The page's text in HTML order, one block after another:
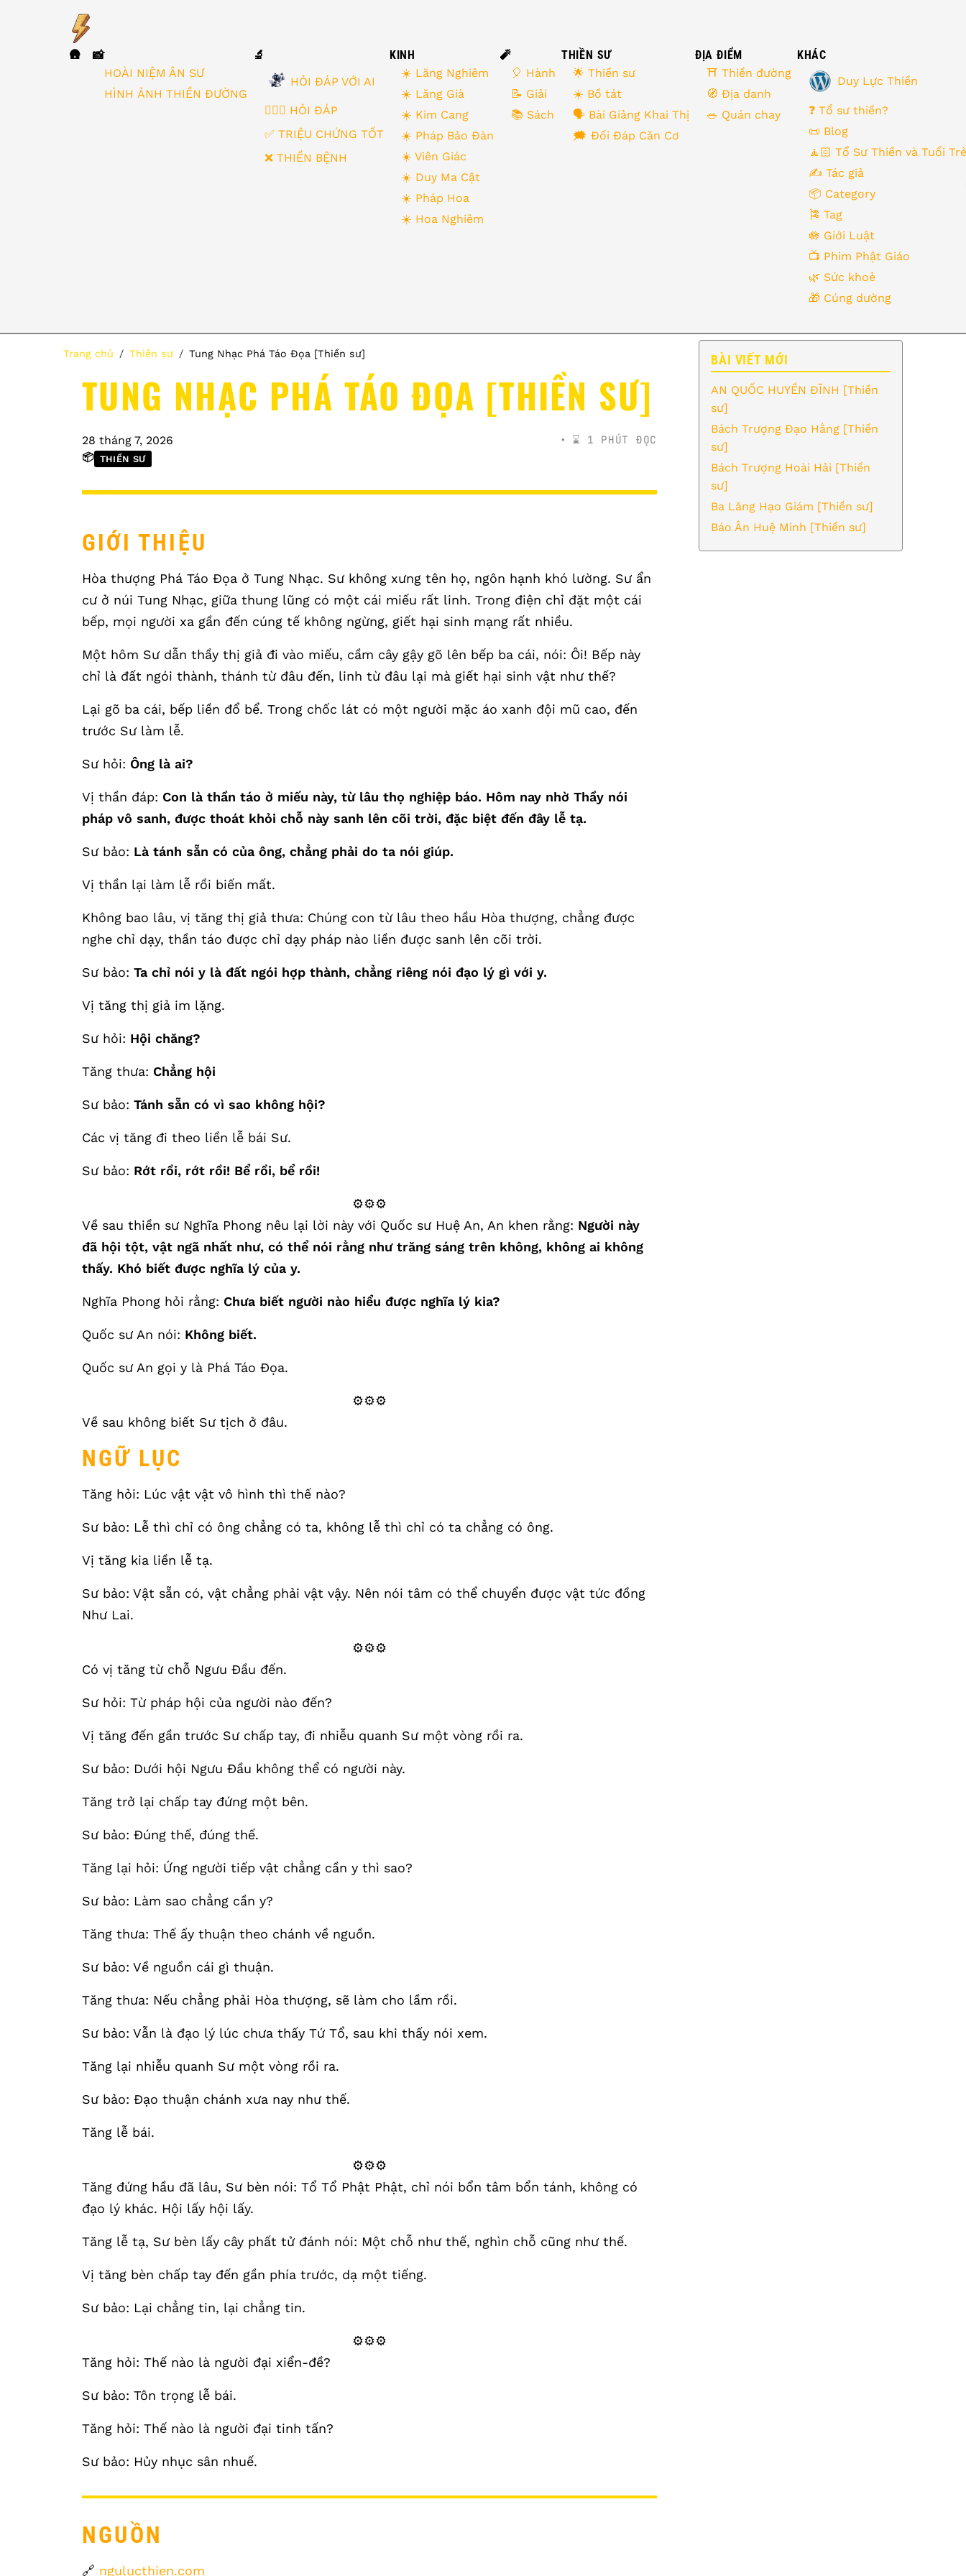
🛖
📸
HOÀI NIỆM ÂN SƯ
HÌNH ẢNH THIỀN ĐƯỜNG
🔬
HỎI ĐÁP VỚI AI
🙋🏻‍♂️ HỎI ĐÁP
✅ TRIỆU CHỨNG TỐT
❌ THIỀN BỆNH
KINH
☀️ Lăng Nghiêm
☀️ Lăng Già
☀️ Kim Cang
☀️ Pháp Bảo Đàn
☀️ Viên Giác
☀️ Duy Ma Cật
☀️ Pháp Hoa
☀️ Hoa Nghiêm
🧨
🎈 Hành
📝 Giải
📚 Sách
THIỀN SƯ
🌟 Thiền sư
☀️ Bồ tát
🗣 Bài Giảng Khai Thị
🗯 Đối Đáp Căn Cơ
ĐỊA ĐIỂM
⛩ Thiền đường
🧭 Địa danh
🥗 Quán chay
KHÁC
Duy Lực Thiền
❓ Tổ sư thiền?
📜 Blog
🧘🏻 Tổ Sư Thiền và Tuổi Trẻ
✍️ Tác giả
📦 Category
🎏 Tag
🪷 Giới Luật
📺 Phim Phật Giáo
🌿️ Sức khoẻ
🎁️ Cúng dường
Trang chủ Thiền sư Tung Nhạc Phá Táo Đọa [Thiền sư]
TUNG NHẠC PHÁ TÁO ĐỌA [THIỀN SƯ]
28 tháng 7, 2026 ⌛️ 1 PHÚT ĐỌC
📦 THIỀN SƯ
GIỚI THIỆU
Hòa thượng Phá Táo Đọa ở Tung Nhạc. Sư không xưng tên họ, ngôn hạnh khó lường. Sư ẩn
cư ở núi Tung Nhạc, giữa thung lũng có một cái miếu rất linh. Trong điện chỉ đặt một cái
bếp, mọi người xa gần đến cúng tế không ngừng, giết hại sinh mạng rất nhiều.
Một hôm Sư dẫn thầy thị giả đi vào miếu, cầm cây gậy gõ lên bếp ba cái, nói: Ôi! Bếp này
chỉ là đất ngói thành, thánh từ đâu đến, linh từ đâu lại mà giết hại sinh vật như thế?
Lại gõ ba cái, bếp liền đổ bể. Trong chốc lát có một người mặc áo xanh đội mũ cao, đến
trước Sư làm lễ.
Sư hỏi: Ông là ai?
Vị thần đáp: Con là thần táo ở miếu này, từ lâu thọ nghiệp báo. Hôm nay nhờ Thầy nói
pháp vô sanh, được thoát khỏi chỗ này sanh lên cõi trời, đặc biệt đến đây lễ tạ.
Sư bảo: Là tánh sẵn có của ông, chẳng phải do ta nói giúp.
Vị thần lại làm lễ rồi biến mất.
Không bao lâu, vị tăng thị giả thưa: Chúng con từ lâu theo hầu Hòa thượng, chẳng được
nghe chỉ dạy, thần táo được chỉ dạy pháp nào liền được sanh lên cõi trời.
Sư bảo: Ta chỉ nói y là đất ngói hợp thành, chẳng riêng nói đạo lý gì với y.
Vị tăng thị giả im lặng.
Sư hỏi: Hội chăng?
Tăng thưa: Chẳng hội
Sư bảo: Tánh sẵn có vì sao không hội?
Các vị tăng đi theo liền lễ bái Sư.
Sư bảo: Rớt rồi, rớt rồi! Bể rồi, bể rồi!
⚙️⚙️⚙️
Về sau thiền sư Nghĩa Phong nêu lại lời này với Quốc sư Huệ An, An khen rằng: Người này
đã hội tột, vật ngã nhất như, có thể nói rằng như trăng sáng trên không, không ai không
thấy. Khó biết được nghĩa lý của y.
Nghĩa Phong hỏi rằng: Chưa biết người nào hiểu được nghĩa lý kia?
Quốc sư An nói: Không biết.
Quốc sư An gọi y là Phá Táo Đọa.
⚙️⚙️⚙️
Về sau không biết Sư tịch ở đâu.
NGỮ LỤC
Tăng hỏi: Lúc vật vật vô hình thì thế nào?
Sư bảo: Lễ thì chỉ có ông chẳng có ta, không lễ thì chỉ có ta chẳng có ông.
Vị tăng kia liền lễ tạ.
Sư bảo: Vật sẵn có, vật chẳng phải vật vậy. Nên nói tâm có thể chuyển được vật tức đồng
Như Lai.
⚙️⚙️⚙️
Có vị tăng từ chỗ Ngưu Đầu đến.
Sư hỏi: Từ pháp hội của người nào đến?
Vị tăng đến gần trước Sư chấp tay, đi nhiễu quanh Sư một vòng rồi ra.
Sư bảo: Dưới hội Ngưu Đầu không thể có người này.
Tăng trở lại chấp tay đứng một bên.
Sư bảo: Đúng thế, đúng thế.
Tăng lại hỏi: Ứng người tiếp vật chẳng cần y thì sao?
Sư bảo: Làm sao chẳng cần y?
Tăng thưa: Thế ấy thuận theo chánh về nguồn.
Sư bảo: Về nguồn cái gì thuận.
Tăng thưa: Nếu chẳng phải Hòa thượng, sẽ làm cho lầm rồi.
Sư bảo: Vẫn là đạo lý lúc chưa thấy Tứ Tổ, sau khi thấy nói xem.
Tăng lại nhiễu quanh Sư một vòng rồi ra.
Sư bảo: Đạo thuận chánh xưa nay như thế.
Tăng lễ bái.
⚙️⚙️⚙️
Tăng đứng hầu đã lâu, Sư bèn nói: Tổ Tổ Phật Phật, chỉ nói bổn tâm bổn tánh, không có
đạo lý khác. Hội lấy hội lấy.
Tăng lễ tạ, Sư bèn lấy cây phất tử đánh nói: Một chỗ như thế, nghìn chỗ cũng như thế.
Vị tăng bèn chấp tay đến gần phía trước, dạ một tiếng.
Sư bảo: Lại chẳng tin, lại chẳng tin.
⚙️⚙️⚙️
Tăng hỏi: Thế nào là người đại xiển-đề?
Sư bảo: Tôn trọng lễ bái.
Tăng hỏi: Thế nào là người đại tinh tấn?
Sư bảo: Hủy nhục sân nhuế.
NGUỒN
🔗 ngulucthien.com
BÀI VIẾT MỚI
AN QUỐC HUYỀN ĐĨNH [Thiền
sư]
Bách Trượng Đạo Hằng [Thiền
sư]
Bách Trượng Hoài Hải [Thiền
sư]
Ba Lăng Hạo Giám [Thiền sư]
Báo Ân Huệ Minh [Thiền sư]